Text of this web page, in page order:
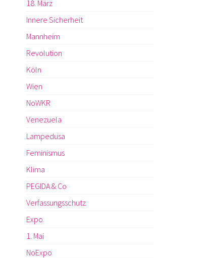
18. März
Innere Sicherheit
Mannheim
Revolution
Köln
Wien
NoWKR
Venezuela
Lampedusa
Feminismus
Klima
PEGIDA & Co
Verfassungsschutz
Expo
1. Mai
NoExpo